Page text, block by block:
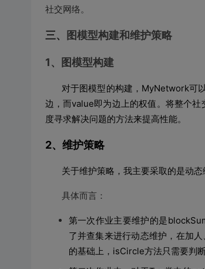
社交网络。
三、 图模型构建和维护策略
1、图模型构建
对于图模型的构建， MyNetwork可
边，而value即为边上的权值。将整个
度寻求解决问题的方法来提高性能。
2、维护策略
关于维护策略，我主要采取的是动态
具体而言：
第一次作业主要维护的是
了并查集来进行动态维护，在加
的基础上， isCircle方法只需要判